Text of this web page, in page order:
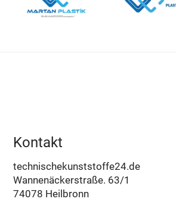
Kontakt
technischekunststoffe24.de
Wannenäckerstraße. 63/1
74078 Heilbronn